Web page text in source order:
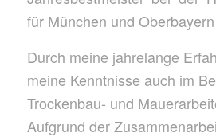
für München und
Durch meine jahrelange
meine Kenntnisse auch im
Trockenbau- und
Aufgrund der